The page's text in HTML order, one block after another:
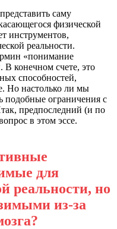
саму
физической
инструментов,
реальности.
«понимание
В конечном счете, это
способностей,
Но настолько ли мы
подобные ограничения с
предпоследний (и по
в этом эссе.
для
реальности, но
из-за